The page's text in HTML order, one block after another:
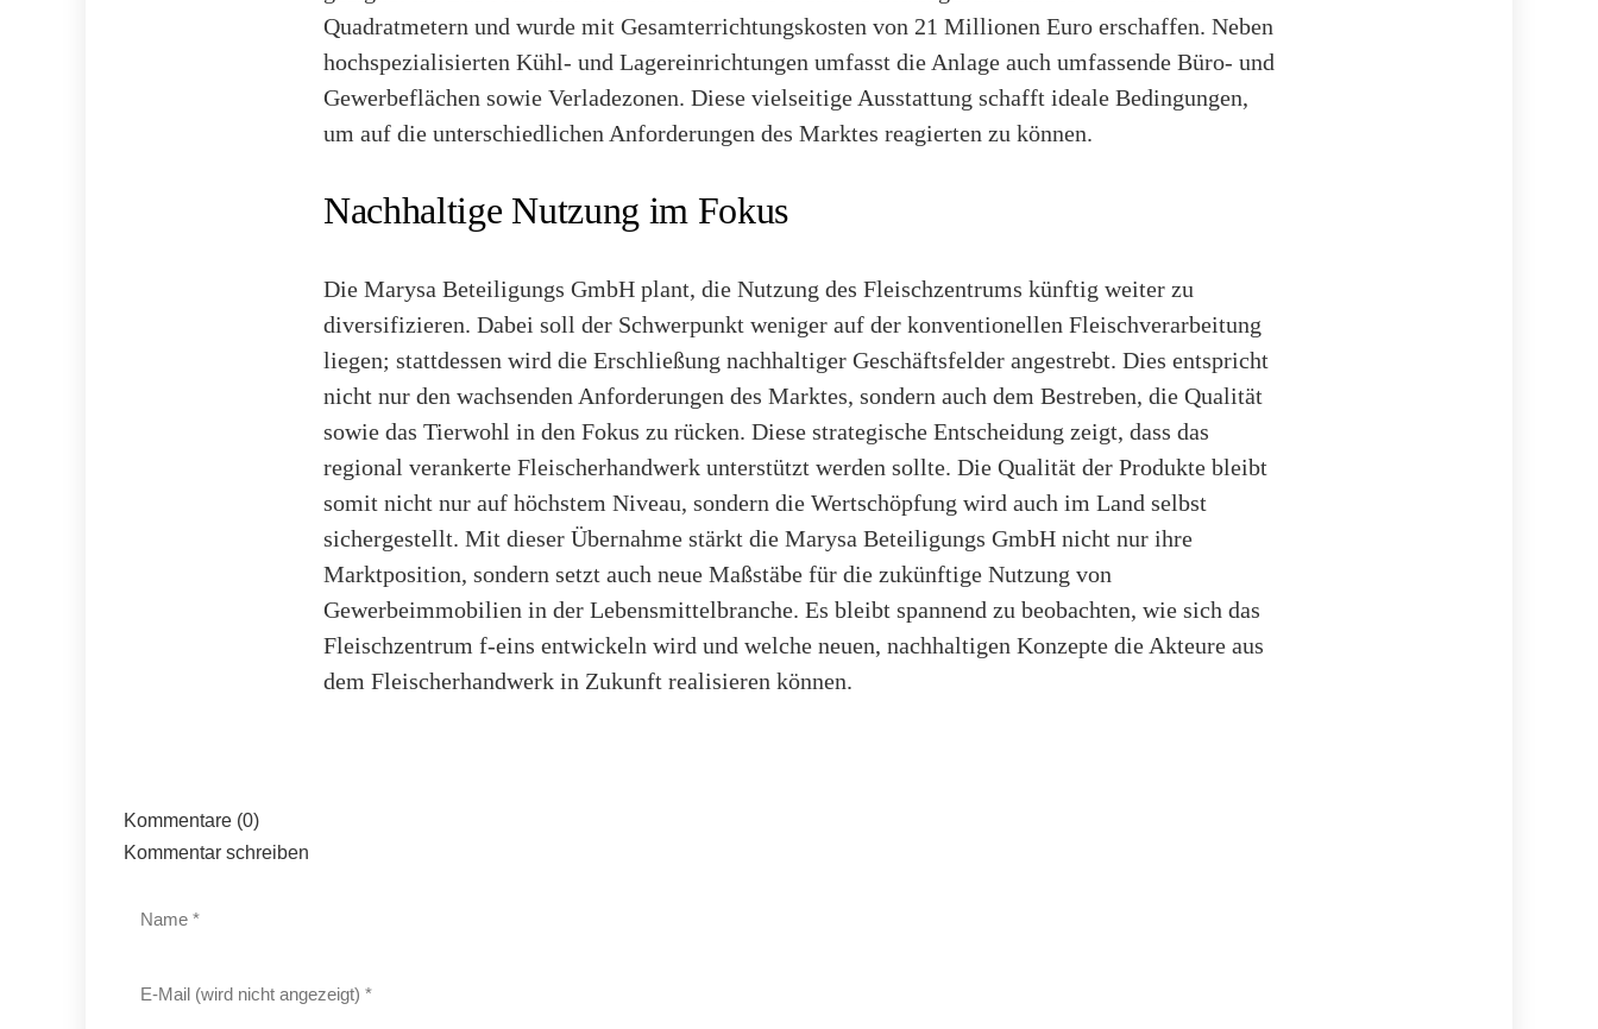
Quadratmetern und wurde mit Gesamterrichtungskosten von 21 Millionen Euro erschaffen. Neben
hochspezialisierten Kühl- und Lagereinrichtungen umfasst die Anlage auch umfassende Büro- und
Gewerbeflächen sowie Verladezonen. Diese vielseitige Ausstattung schafft ideale Bedingungen,
um auf die unterschiedlichen Anforderungen des Marktes reagierten zu können.
Nachhaltige Nutzung im Fokus
Die Marysa Beteiligungs GmbH plant, die Nutzung des Fleischzentrums künftig weiter zu
diversifizieren. Dabei soll der Schwerpunkt weniger auf der konventionellen Fleischverarbeitung
liegen; stattdessen wird die Erschließung nachhaltiger Geschäftsfelder angestrebt. Dies entspricht
nicht nur den wachsenden Anforderungen des Marktes, sondern auch dem Bestreben, die Qualität
sowie das Tierwohl in den Fokus zu rücken. Diese strategische Entscheidung zeigt, dass das
regional verankerte Fleischerhandwerk unterstützt werden sollte. Die Qualität der Produkte bleibt
somit nicht nur auf höchstem Niveau, sondern die Wertschöpfung wird auch im Land selbst
sichergestellt. Mit dieser Übernahme stärkt die Marysa Beteiligungs GmbH nicht nur ihre
Marktposition, sondern setzt auch neue Maßstäbe für die zukünftige Nutzung von
Gewerbeimmobilien in der Lebensmittelbranche. Es bleibt spannend zu beobachten, wie sich das
Fleischzentrum f-eins entwickeln wird und welche neuen, nachhaltigen Konzepte die Akteure aus
dem Fleischerhandwerk in Zukunft realisieren können.
Kommentare (0)
Kommentar schreiben